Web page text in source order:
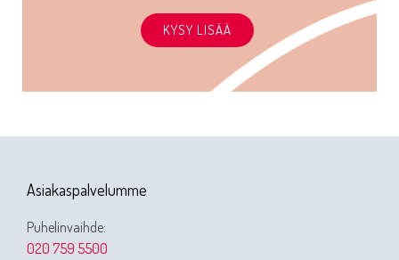
KYSY LISÄÄ
Asiakaspalvelumme
Puhelinvaihde:
020 759 5500